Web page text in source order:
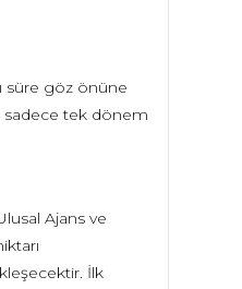
süre göz önüne
sadece tek dönem
Ajans ve
İlk